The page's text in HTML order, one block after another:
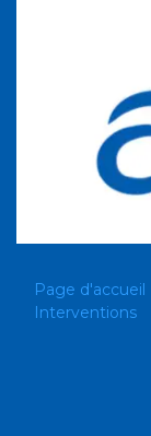
Page d'accueil
Interventions